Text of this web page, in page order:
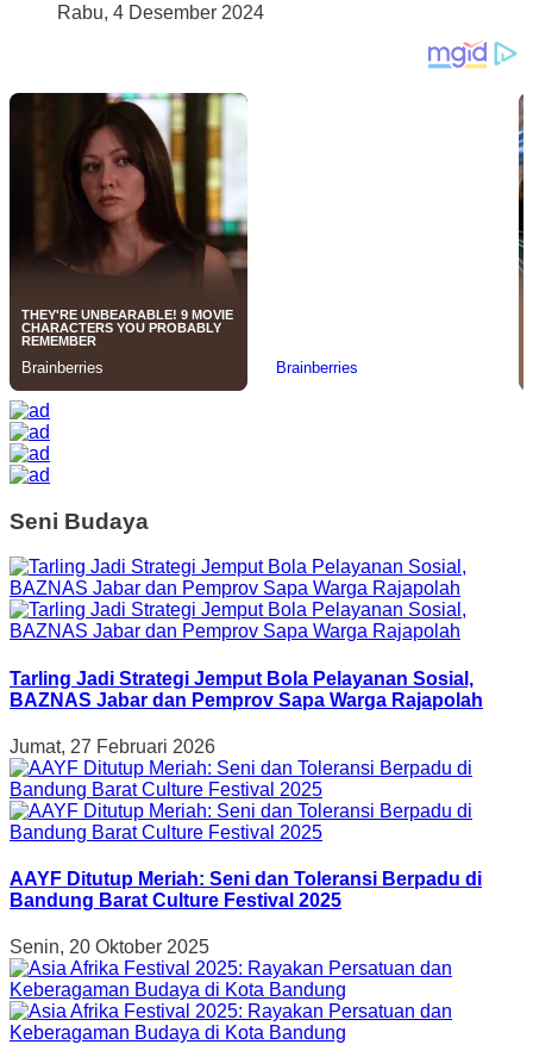
Rabu, 4 Desember 2024
Seni Budaya
Tarling Jadi Strategi Jemput Bola Pelayanan Sosial,
BAZNAS Jabar dan Pemprov Sapa Warga Rajapolah
Jumat, 27 Februari 2026
AAYF Ditutup Meriah: Seni dan Toleransi Berpadu di
Bandung Barat Culture Festival 2025
Senin, 20 Oktober 2025